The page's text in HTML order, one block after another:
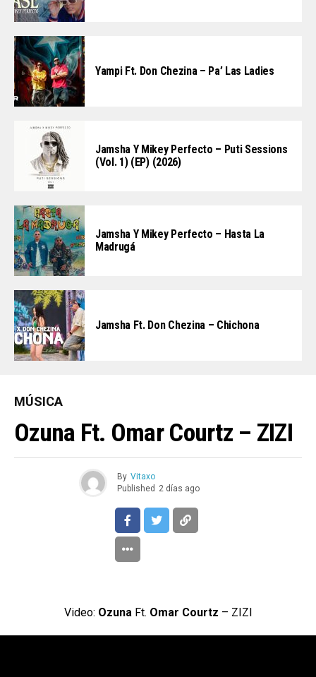
Yampi Ft. Don Chezina – Pa’ Las Ladies
Jamsha Y Mikey Perfecto – Puti Sessions
(Vol. 1) (EP) (2026)
Jamsha Y Mikey Perfecto – Hasta La
Madrugá
Jamsha Ft. Don Chezina – Chichona
MÚSICA
Ozuna Ft. Omar Courtz – ZIZI
By Vitaxo
Published 2 días ago
Video: Ozuna Ft. Omar Courtz – ZIZI